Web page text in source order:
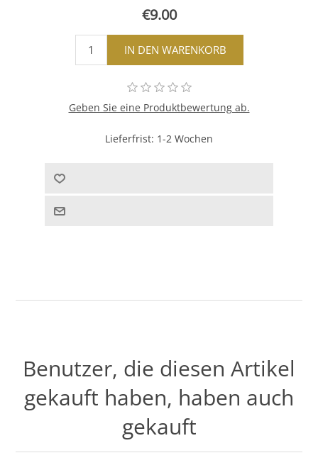
€9.00
Geben Sie eine Produktbewertung ab.
Lieferfrist: 1-2 Wochen
Benutzer, die diesen Artikel
gekauft haben, haben auch
gekauft